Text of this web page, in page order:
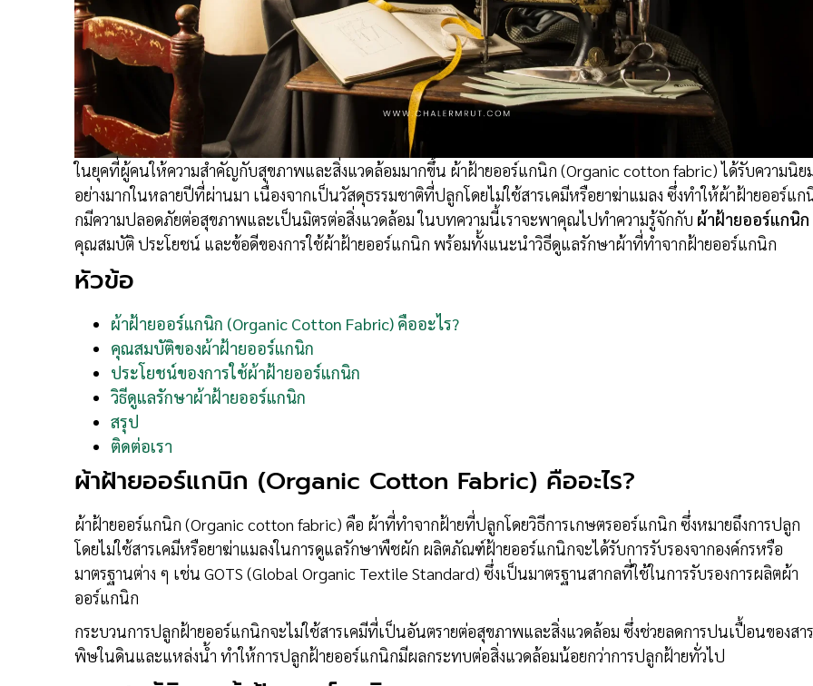
ในยุคที่ผู้คนให้ความสำคัญกับสุขภาพและสิ่งแวดล้อมมากขึ้น ผ้าฝ้ายออร์แกนิก (Organic cotton fabric) ได้รับความนิย
อย่างมากในหลายปีที่ผ่านมา เนื่องจากเป็นวัสดุธรรมชาติที่ปลูกโดยไม่ใช้สารเคมีหรือยาฆ่าแมลง ซึ่งทำให้ผ้าฝ้ายออร์แก
กมีความปลอดภัยต่อสุขภาพและเป็นมิตรต่อสิ่งแวดล้อม ในบทความนี้เราจะพาคุณไปทำความรู้จักกับ ผ้าฝ้ายออร์แกนิก
คุณสมบัติ ประโยชน์ และข้อดีของการใช้ผ้าฝ้ายออร์แกนิก พร้อมทั้งแนะนำวิธีดูแลรักษาผ้าที่ทำจากฝ้ายออร์แกนิก
หัวข้อ
ผ้าฝ้ายออร์แกนิก (Organic Cotton Fabric) คืออะไร?
คุณสมบัติของผ้าฝ้ายออร์แกนิก
ประโยชน์ของการใช้ผ้าฝ้ายออร์แกนิก
วิธีดูแลรักษาผ้าฝ้ายออร์แกนิก
สรุป
ติดต่อเรา
ผ้าฝ้ายออร์แกนิก (Organic Cotton Fabric) คืออะไร?
ผ้าฝ้ายออร์แกนิก (Organic cotton fabric) คือ ผ้าที่ทำจากฝ้ายที่ปลูกโดยวิธีการเกษตรออร์แกนิก ซึ่งหมายถึงการปลูก
โดยไม่ใช้สารเคมีหรือยาฆ่าแมลงในการดูแลรักษาพืชผัก ผลิตภัณฑ์ฝ้ายออร์แกนิกจะได้รับการรับรองจากองค์กรหรือ
มาตรฐานต่าง ๆ เช่น GOTS (Global Organic Textile Standard) ซึ่งเป็นมาตรฐานสากลที่ใช้ในการรับรองการผลิตผ้า
ออร์แกนิก
กระบวนการปลูกฝ้ายออร์แกนิกจะไม่ใช้สารเคมีที่เป็นอันตรายต่อสุขภาพและสิ่งแวดล้อม ซึ่งช่วยลดการปนเปื้อนของสาร
พิษในดินและแหล่งน้ำ ทำให้การปลูกฝ้ายออร์แกนิกมีผลกระทบต่อสิ่งแวดล้อมน้อยกว่าการปลูกฝ้ายทั่วไป